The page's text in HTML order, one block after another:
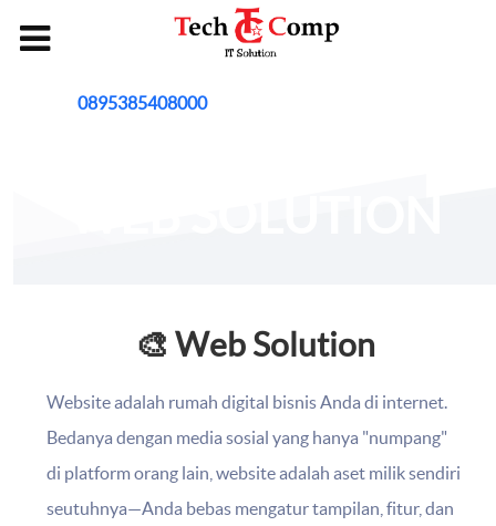
0895385408000
🎨 Web Solution
Website adalah rumah digital bisnis Anda di internet.
Bedanya dengan media sosial yang hanya "numpang"
di platform orang lain, website adalah aset milik sendiri
seutuhnya—Anda bebas mengatur tampilan, fitur, dan